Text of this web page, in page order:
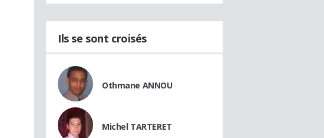
Ils se sont croisés
Othmane ANNOU
Michel TARTERET